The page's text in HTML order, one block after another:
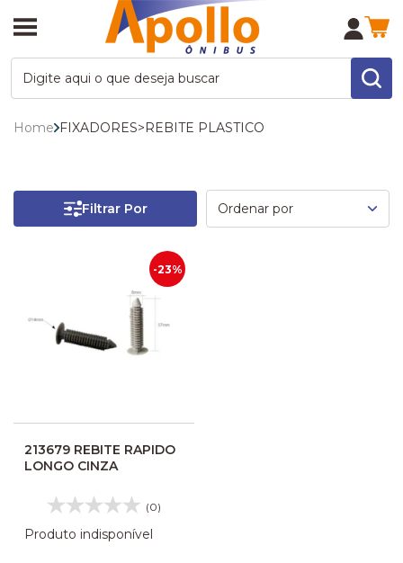
Home FIXADORES>REBITE PLASTICO
Filtrar Por
-23%
213679 REBITE RAPIDO
LONGO CINZA
(0)
Produto indisponível